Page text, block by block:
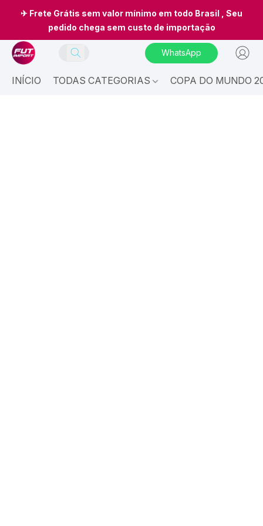
✈ Frete Grátis sem valor mínimo em todo Brasil , Seu
pedido chega sem custo de importação
WhatsApp
INÍCIO TODAS CATEGORIAS COPA DO MUNDO